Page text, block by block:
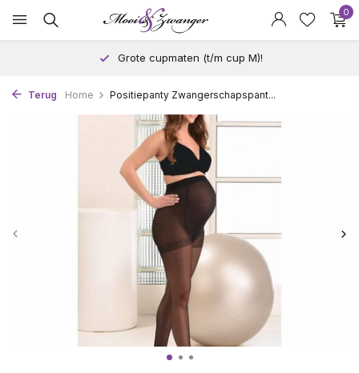
0
Grote cupmaten (t/m cup M)!
Terug Home Positiepanty Zwangerschapspant...